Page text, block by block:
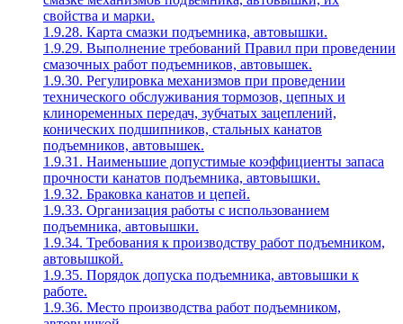
свойства и марки.
1.9.28. Карта смазки подъемника, автовышки.
1.9.29. Выполнение требований Правил при проведении
смазочных работ подъемников, автовышек.
1.9.30. Регулировка механизмов при проведении
технического обслуживания тормозов, цепных и
клиноременных передач, зубчатых зацеплений,
конических подшипников, стальных канатов
подъемников, автовышек.
1.9.31. Наименьшие допустимые коэффициенты запаса
прочности канатов подъемника, автовышки.
1.9.32. Браковка канатов и цепей.
1.9.33. Организация работы с использованием
подъемника, автовышки.
1.9.34. Требования к производству работ подъемником,
автовышкой.
1.9.35. Порядок допуска подъемника, автовышки к
работе.
1.9.36. Место производства работ подъемником,